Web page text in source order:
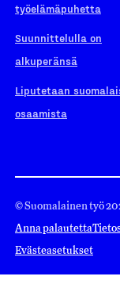
työelämäpuhetta
Suunnittelulla on
alkuperänsä
Liputetaan
osaamista
© Suomalainen työ
Anna palautetta
Evästeasetukset